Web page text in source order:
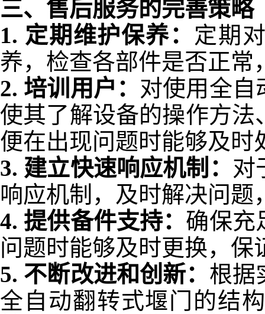
三、售后服务的完善策略
1. 定期维护保养： 定期
养，检查各部件是否正常
2. 培训用户： 对使用全自
使其了解设备的操作方
便在出现问题时能够及时
3. 建立快速响应机制： 对
响应机制，及时解决问题
4. 提供备件支持： 确保充
问题时能够及时更换，保
5. 不断改进和创新： 根据
全自动翻转式堰门的结